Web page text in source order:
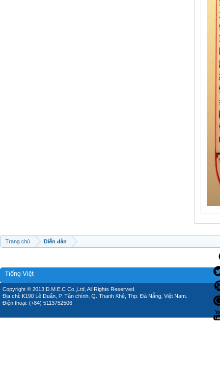
Trang chủ Diễn đàn
Tiếng Việt
Copyright © 2013 D.M.E.C Co.,Ltd, All Rights Reserved.
Địa chỉ: K190 Lê Duẩn, P. Tân chính, Q. Thanh Khê, Thp. Đà Nẵng, Việt Nam.
Điện thoại: (+84) 5113752506